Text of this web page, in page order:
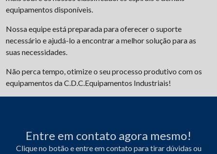
equipamentos disponíveis.
Nossa equipe está preparada para oferecer o suporte
necessário e ajudá-lo a encontrar a melhor solução para as
suas necessidades.
Não perca tempo, otimize o seu processo produtivo com os
equipamentos da C.D.C.Equipamentos Industriais!
Entre em contato agora mesmo!
Clique no botão e entre em contato para tirar dúvidas ou